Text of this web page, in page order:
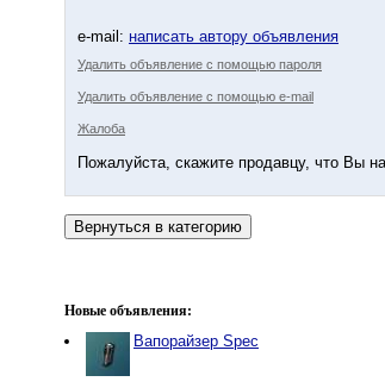
e-mail: написать автору объявления
Удалить объявление с помощью пароля
Удалить объявление с помощью e-mail
Жалоба
Пожалуйста, скажите продавцу, что Вы
Новые объявления:
Вапорайзер Spec